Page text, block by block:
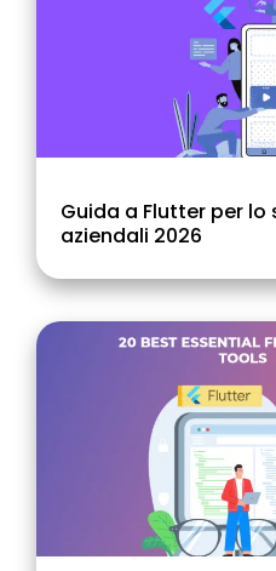
Guida a Flutter per
aziendali 2026